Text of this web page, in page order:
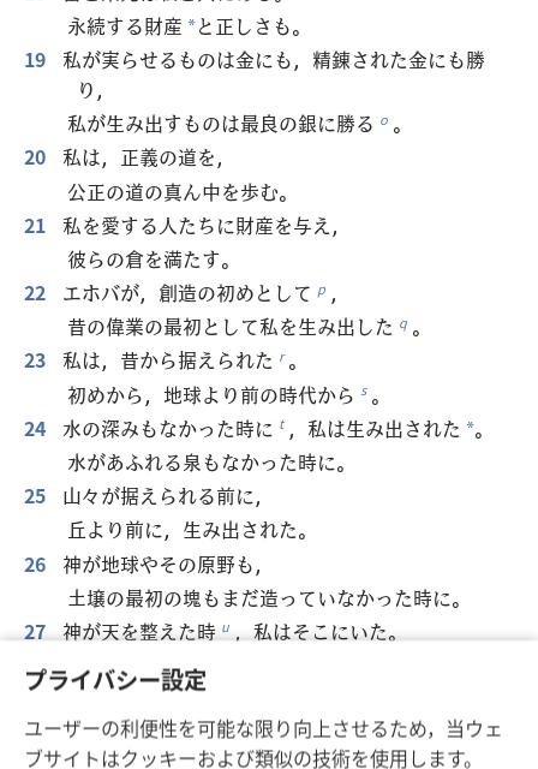
プライバシー設定
ユーザーの利便性を可能な限り向上させるため，当ウェ
ブサイトはクッキーおよび類似の技術を使用します。
永続する財産 *と正しさも。
19
私が実らせるものは金にも，精錬された金にも勝
り，
私が生み出すものは最良の銀に勝る o 。
20
私は，正義の道を，
公正の道の真ん中を歩む。
21
私を愛する人たちに財産を与え，
彼らの倉を満たす。
22
エホバが，創造の初めとして p ，
昔の偉業の最初として私を生み出した q 。
23
私は，昔から据えられた r 。
初めから，地球より前の時代から s 。
24
水の深みもなかった時に t ，私は生み出された *。
水があふれる泉もなかった時に。
25
山々が据えられる前に，
丘より前に，生み出された。
26
神が地球やその原野も，
土壌の最初の塊もまだ造っていなかった時に。
27神が天を整えた時 u ，私はそこにいた。
神が水の表面に水平線を引いた
28 上の方に雲を置いた時，
深い水の泉を設けた時，